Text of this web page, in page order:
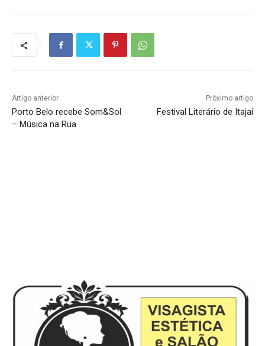
Artigo anterior
Porto Belo recebe Som&Sol
– Música na Rua
Próximo artigo
Festival Literário de Itajaí